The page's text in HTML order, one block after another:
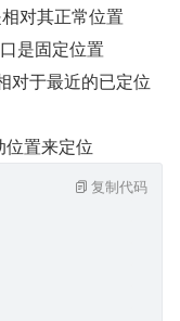
对其正常位置
是固定位置
对于最近的已定位
置来定位
复制代码